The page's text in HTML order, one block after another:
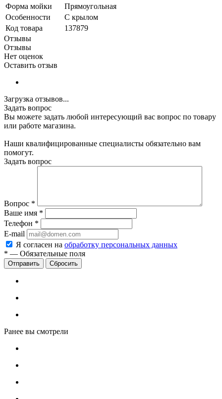
Форма мойки
Прямоугольная
Особенности
С крылом
Код товара
137879
Отзывы
Отзывы
Нет оценок
Оставить отзыв
Загрузка отзывов...
Задать вопрос
Вы можете задать любой интересующий вас вопрос по товару
или работе магазина.
Наши квалифицированные специалисты обязательно вам
помогут.
Задать вопрос
Вопрос *
Ваше имя *
Телефон *
E-mail
Я согласен на обработку персональных данных
* — Обязательные поля
Сбросить
Ранее вы смотрели